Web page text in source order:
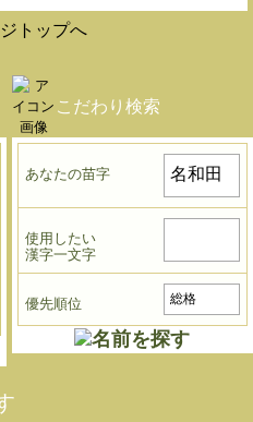
トップへ
こだわり検索
あなたの苗字
使用したい
漢字一文字
優先順位